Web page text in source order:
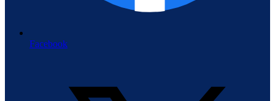
Facebook